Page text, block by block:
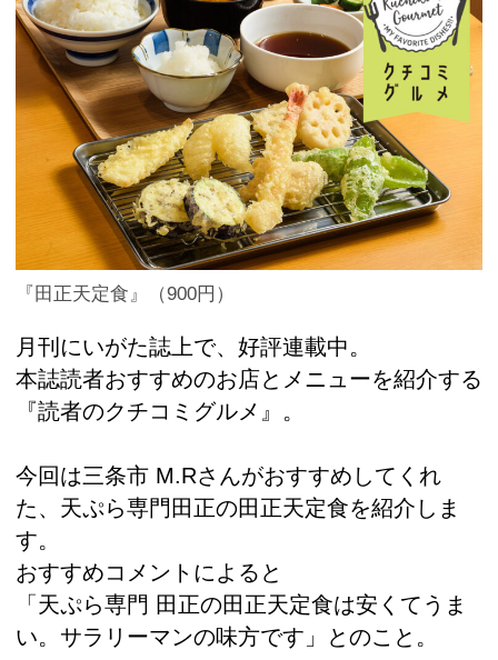
『田正天定食』（900円）
月刊にいがた誌上で、好評連載中。
本誌読者おすすめのお店とメニューを紹介する
『読者のクチコミグルメ』。
今回は三条市 M.Rさんがおすすめしてくれ
た、天ぷら専門田正の田正天定食を紹介しま
す。
おすすめコメントによると
「天ぷら専門 田正の田正天定食は安くてうま
い。サラリーマンの味方です」とのこと。